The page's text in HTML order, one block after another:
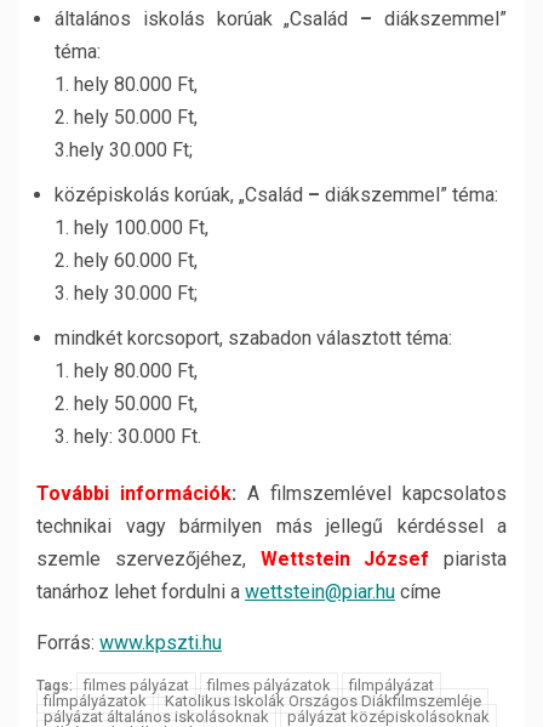
általános iskolás korúak „Család –diákszemmel”
téma:
1. hely 80.000 Ft,
2. hely 50.000 Ft,
3.hely 30.000 Ft;
középiskolás korúak, „Család – diákszemmel” téma:
1. hely 100.000 Ft,
2. hely 60.000 Ft,
3. hely 30.000 Ft;
mindkét korcsoport, szabadon választott téma:
1. hely 80.000 Ft,
2. hely 50.000 Ft,
3. hely: 30.000 Ft.
További információk: A filmszemlével kapcsolatos
technikai vagy bármilyen más jellegű kérdéssel a
szemle szervezőjéhez, Wettstein József piarista
tanárhoz lehet fordulni a wettstein@piar.hu címe
Forrás: www.kpszti.hu
Tags: filmes pályázat filmes pályázatok
filmpályázat
filmpályázatok
Katolikus Iskolák Országos Diákfilmszemléje
pályázat általános iskolásoknak
pályázat középiskolásoknak